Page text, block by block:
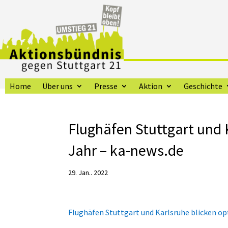
Home Über uns Presse Aktion Geschichte
Flughäfen Stuttgart und
Jahr – ka-news.de
29. Jan.. 2022
Flughäfen Stuttgart und Karlsruhe blicken